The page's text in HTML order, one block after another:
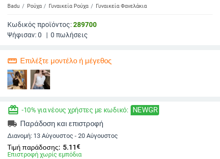
Badu Ρούχα Γυναικεία Ρούχα Γυναικεία Φανελάκια
Κωδικός προϊόντος:289700
Ψήφισαν:0 | 0 πωλήσεις
straighten Επιλέξτε μοντέλο ή μέγεθος
redeem -10% για νέους χρήστες με κωδικό: NEWGR
local_shipping Παράδοση και επιστροφή
Διανομή: 13 Αύγουστος - 20 Αύγουστος
Τιμή παράδοσης: 5.11€
Επιστροφή χωρίς εμπόδια